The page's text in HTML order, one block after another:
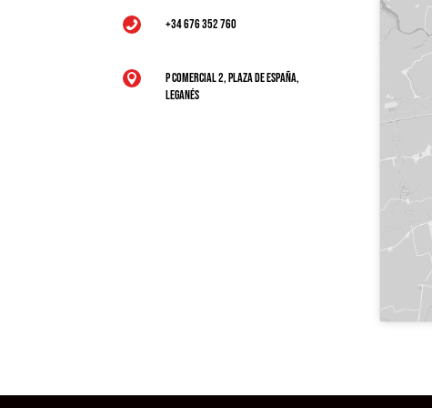
 +34 676 352 760

P Comercial 2, Plaza de España,
Leganés